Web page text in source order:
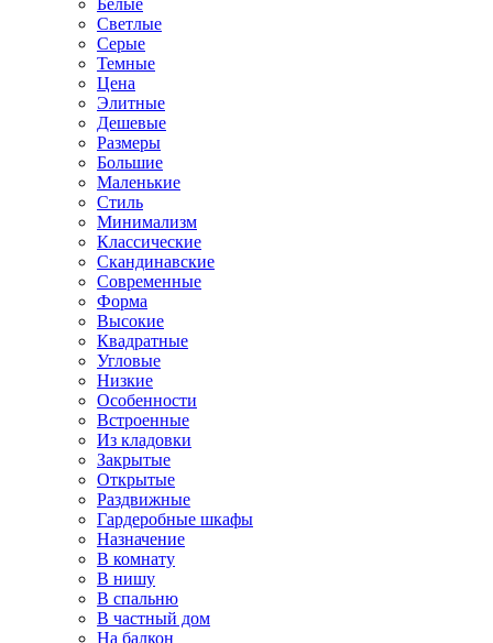
Белые
Светлые
Серые
Темные
Цена
Элитные
Дешевые
Размеры
Большие
Маленькие
Стиль
Минимализм
Классические
Скандинавские
Современные
Форма
Высокие
Квадратные
Угловые
Низкие
Особенности
Встроенные
Из кладовки
Закрытые
Открытые
Раздвижные
Гардеробные шкафы
Назначение
В комнату
В нишу
В спальню
В частный дом
На балкон